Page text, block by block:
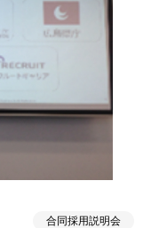
合同採用説明会